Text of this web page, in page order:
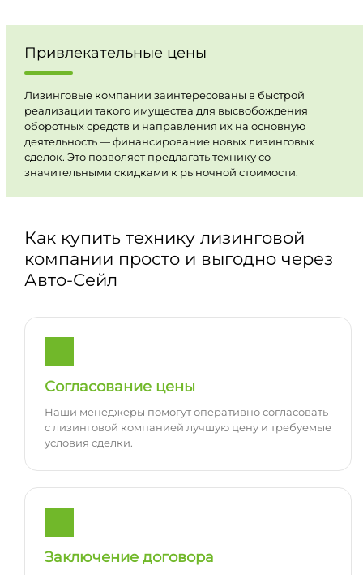
Привлекательные цены
Лизинговые компании заинтересованы в быстрой
реализации такого имущества для высвобождения
оборотных средств и направления их на основную
деятельность — финансирование новых лизинговых
сделок. Это позволяет предлагать технику со
значительными скидками к рыночной стоимости.
Как купить технику лизинговой
компании просто и выгодно через
Авто-Сейл
Согласование цены
Наши менеджеры помогут оперативно согласовать
с лизинговой компанией лучшую цену и требуемые
условия сделки.
Заключение договора